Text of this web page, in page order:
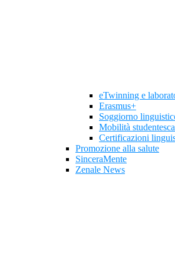
eTwinning e
Erasmus+
Soggiorno
Mobilità
Certificazioni
Promozione alla salute
SinceraMente
Zenale News